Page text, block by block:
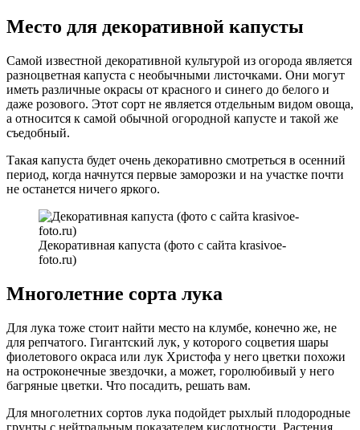
Место для декоративной капусты
Самой известной декоративной культурой из огорода является
разноцветная капуста с необычными листочками. Они могут
иметь различные окрасы от красного и синего до белого и
даже розового. Этот сорт не является отдельным видом овоща,
а относится к самой обычной огородной капусте и такой же
съедобный.
Такая капуста будет очень декоративно смотреться в осенний
период, когда начнутся первые заморозки и на участке почти
не останется ничего яркого.
Декоративная капуста (фото с сайта krasivoe-
foto.ru)
Многолетние сорта лука
Для лука тоже стоит найти место на клумбе, конечно же, не
для репчатого. Гигантский лук, у которого соцветия шары
фиолетового окраса или лук Христофа у него цветки похожи
на остроконечные звездочки, а может, горолюбивый у него
багряные цветки. Что посадить, решать вам.
Для многолетних сортов лука подойдет рыхлый плодородные
грунты с нейтральным показателем кислотности. Растения